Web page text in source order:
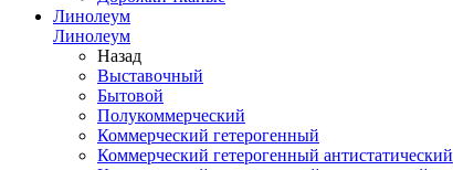
Линолеум
Линолеум
Назад
Выставочный
Бытовой
Полукоммерческий
Коммерческий гетерогенный
Коммерческий гетерогенный антистатический